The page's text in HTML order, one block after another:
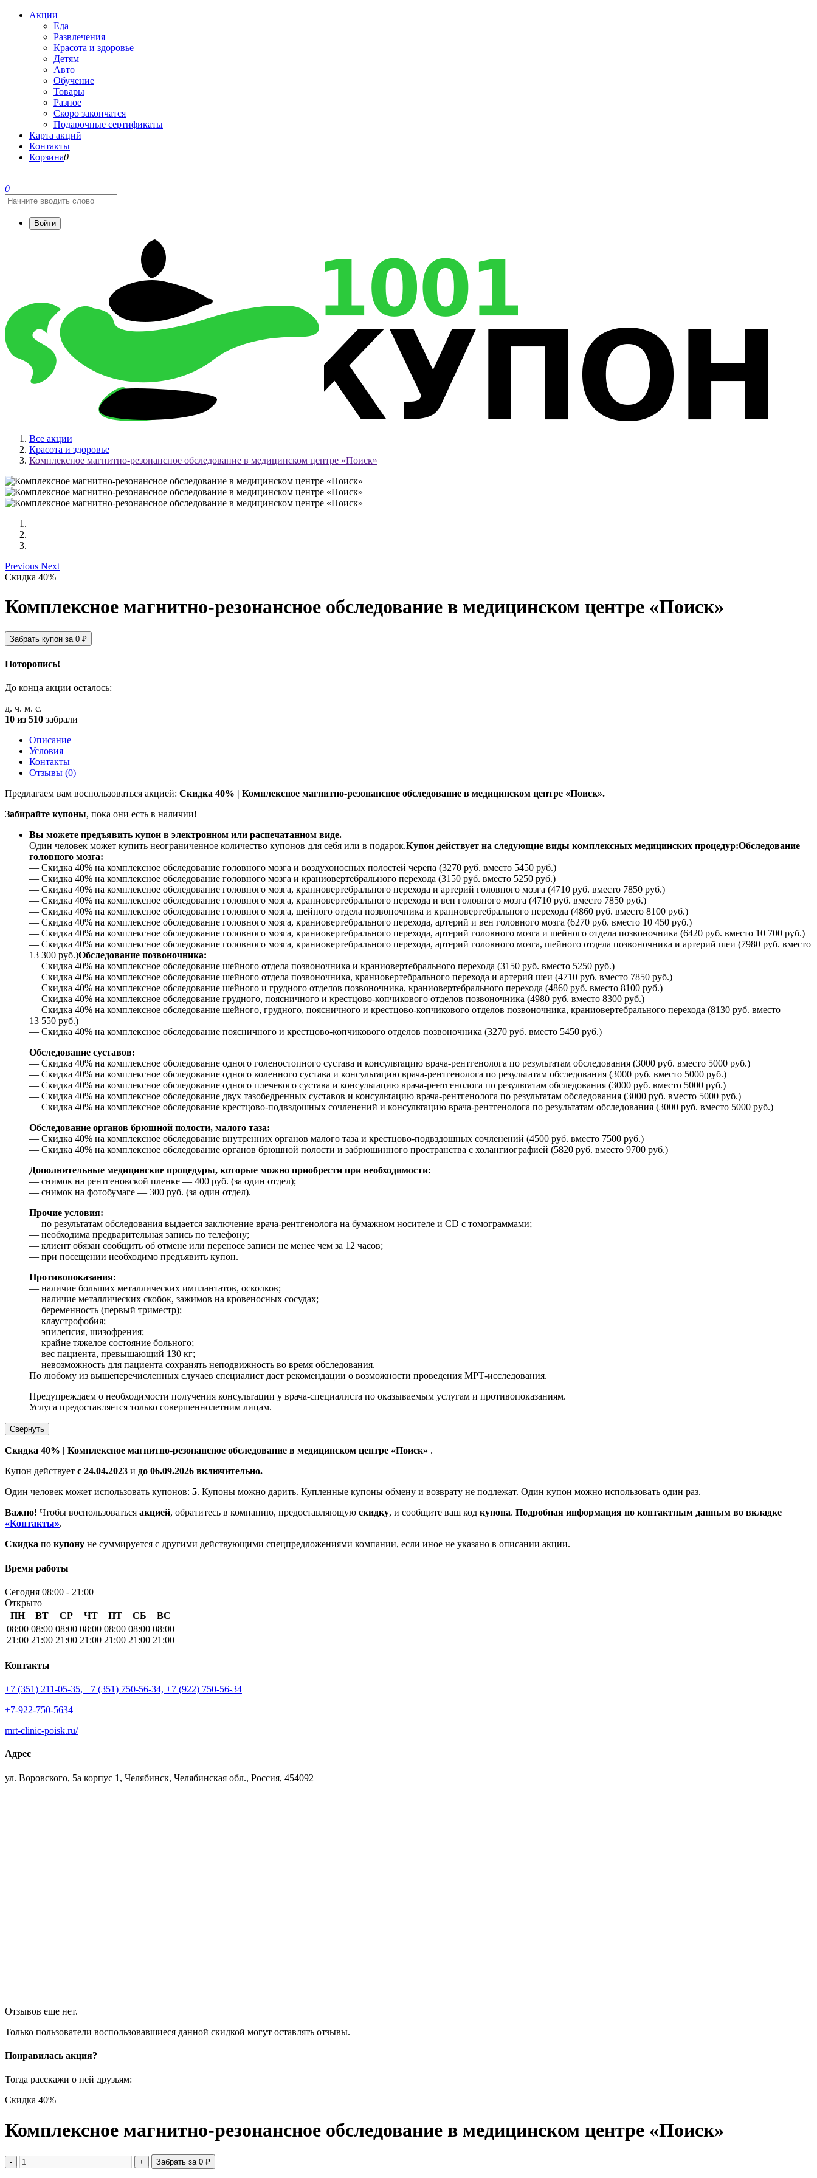
Акции
Еда
Развлечения
Красота и здоровье
Детям
Авто
Обучение
Товары
Разное
Скоро закончатся
Подарочные сертификаты
Карта акций
Контакты
Корзина0
0
Войти
Все акции
Красота и здоровье
Комплексное магнитно-резонансное обследование в медицинском центре «Поиск»
Previous Next
Скидка 40%
Комплексное магнитно-резонансное обследование в медицинском центре «Поиск»
Забрать купон за 0 ₽
Поторопись!
До конца акции осталось:
д. ч. м. с.
10 из 510 забрали
Описание
Условия
Контакты
Отзывы (0)
Предлагаем вам воспользоваться акцией: Скидка 40% | Комплексное магнитно-резонансное обследование в медицинском центре «Поиск».
Забирайте купоны, пока они есть в наличии!
Вы можете предъявить купон в электронном или распечатанном виде.
Один человек может купить неограниченное количество купонов для себя или в подарок.Купон действует на следующие виды комплексных медицинских процедур:Обследование
головного мозга:
— Скидка 40% на комплексное обследование головного мозга и воздухоносных полостей черепа (3270 руб. вместо 5450 руб.)
— Скидка 40% на комплексное обследование головного мозга и краниовертебрального перехода (3150 руб. вместо 5250 руб.)
— Скидка 40% на комплексное обследование головного мозга, краниовертебрального перехода и артерий головного мозга (4710 руб. вместо 7850 руб.)
— Скидка 40% на комплексное обследование головного мозга, краниовертебрального перехода и вен головного мозга (4710 руб. вместо 7850 руб.)
— Скидка 40% на комплексное обследование головного мозга, шейного отдела позвоночника и краниовертебрального перехода (4860 руб. вместо 8100 руб.)
— Скидка 40% на комплексное обследование головного мозга, краниовертебрального перехода, артерий и вен головного мозга (6270 руб. вместо 10 450 руб.)
— Скидка 40% на комплексное обследование головного мозга, краниовертебрального перехода, артерий головного мозга и шейного отдела позвоночника (6420 руб. вместо 10 700 руб.)
— Скидка 40% на комплексное обследование головного мозга, краниовертебрального перехода, артерий головного мозга, шейного отдела позвоночника и артерий шеи (7980 руб. вместо
13 300 руб.)Обследование позвоночника:
— Скидка 40% на комплексное обследование шейного отдела позвоночника и краниовертебрального перехода (3150 руб. вместо 5250 руб.)
— Скидка 40% на комплексное обследование шейного отдела позвоночника, краниовертебрального перехода и артерий шеи (4710 руб. вместо 7850 руб.)
— Скидка 40% на комплексное обследование шейного и грудного отделов позвоночника, краниовертебрального перехода (4860 руб. вместо 8100 руб.)
— Скидка 40% на комплексное обследование грудного, поясничного и крестцово-копчикового отделов позвоночника (4980 руб. вместо 8300 руб.)
— Скидка 40% на комплексное обследование шейного, грудного, поясничного и крестцово-копчикового отделов позвоночника, краниовертебрального перехода (8130 руб. вместо
13 550 руб.)
— Скидка 40% на комплексное обследование поясничного и крестцово-копчикового отделов позвоночника (3270 руб. вместо 5450 руб.)
Обследование суставов:
— Скидка 40% на комплексное обследование одного голеностопного сустава и консультацию врача-рентгенолога по результатам обследования (3000 руб. вместо 5000 руб.)
— Скидка 40% на комплексное обследование одного коленного сустава и консультацию врача-рентгенолога по результатам обследования (3000 руб. вместо 5000 руб.)
— Скидка 40% на комплексное обследование одного плечевого сустава и консультацию врача-рентгенолога по результатам обследования (3000 руб. вместо 5000 руб.)
— Скидка 40% на комплексное обследование двух тазобедренных суставов и консультацию врача-рентгенолога по результатам обследования (3000 руб. вместо 5000 руб.)
— Скидка 40% на комплексное обследование крестцово-подвздошных сочленений и консультацию врача-рентгенолога по результатам обследования (3000 руб. вместо 5000 руб.)
Обследование органов брюшной полости, малого таза:
— Скидка 40% на комплексное обследование внутренних органов малого таза и крестцово-подвздошных сочленений (4500 руб. вместо 7500 руб.)
— Скидка 40% на комплексное обследование органов брюшной полости и забрюшинного пространства с холангиографией (5820 руб. вместо 9700 руб.)
Дополнительные медицинские процедуры, которые можно приобрести при необходимости:
— снимок на рентгеновской пленке — 400 руб. (за один отдел);
— снимок на фотобумаге — 300 руб. (за один отдел).
Прочие условия:
— по результатам обследования выдается заключение врача-рентгенолога на бумажном носителе и CD с томограммами;
— необходима предварительная запись по телефону;
— клиент обязан сообщить об отмене или переносе записи не менее чем за 12 часов;
— при посещении необходимо предъявить купон.
Противопоказания:
— наличие больших металлических имплантатов, осколков;
— наличие металлических скобок, зажимов на кровеносных сосудах;
— беременность (первый триместр);
— клаустрофобия;
— эпилепсия, шизофрения;
— крайне тяжелое состояние больного;
— вес пациента, превышающий 130 кг;
— невозможность для пациента сохранять неподвижность во время обследования.
По любому из вышеперечисленных случаев специалист даст рекомендации о возможности проведения МРТ-исследования.
Предупреждаем о необходимости получения консультации у врача-специалиста по оказываемым услугам и противопоказаниям.
Услуга предоставляется только совершеннолетним лицам.
Свернуть
Скидка 40% | Комплексное магнитно-резонансное обследование в медицинском центре «Поиск» .
Купон действует с 24.04.2023 и до 06.09.2026 включительно.
Один человек может использовать купонов: 5. Купоны можно дарить. Купленные купоны обмену и возврату не подлежат. Один купон можно использовать один раз.
Важно! Чтобы воспользоваться акцией, обратитесь в компанию, предоставляющую скидку, и сообщите ваш код купона. Подробная информация по контактным данным во вкладке
«Контакты».
Скидка по купону не суммируется с другими действующими спецпредложениями компании, если иное не указано в описании акции.
Время работы
Сегодня 08:00 - 21:00
Открыто
ПН
ВТ СР ЧТ ПТ СБ
ВС
08:00
21:00
08:00
21:00
08:00
21:00
08:00
21:00
08:00
21:00
08:00
21:00
08:00
21:00
Контакты
+7 (351) 211-05-35, +7 (351) 750-56-34, +7 (922) 750-56-34
+7-922-750-5634
mrt-clinic-poisk.ru/
Адрес
ул. Воровского, 5а корпус 1, Челябинск, Челябинская обл., Россия, 454092
Отзывов еще нет.
Только пользователи воспользовавшиеся данной скидкой могут оставлять отзывы.
Понравилась акция?
Тогда расскажи о ней друзьям:
Скидка 40%
Комплексное магнитно-резонансное обследование в медицинском центре «Поиск»
- + Забрать за 0 ₽